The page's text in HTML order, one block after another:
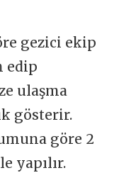
gezici ekip
edip
ulaşma
gösterir.
göre 2
yapılır.